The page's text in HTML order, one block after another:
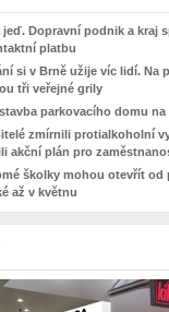
jeď. Dopravní podnik a kraj
platbu
si v Brně užije víc lidí. Na
tři veřejné grily
parkovacího domu na
zmírnili protialkoholní
akční plán pro
školky mohou otevřít od
až v květnu